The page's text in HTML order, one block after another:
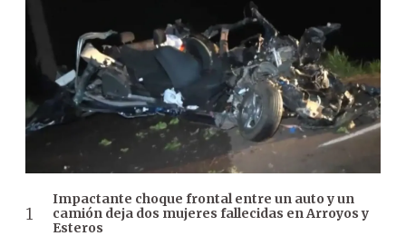
Impactante choque frontal entre un auto y un
camión deja dos mujeres fallecidas en Arroyos y
Esteros